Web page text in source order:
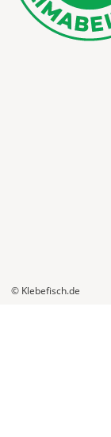
© Klebefisch.de